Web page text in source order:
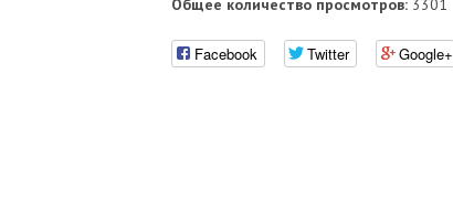
Общее количество просмотров: 3301
Facebook Twitter Google+